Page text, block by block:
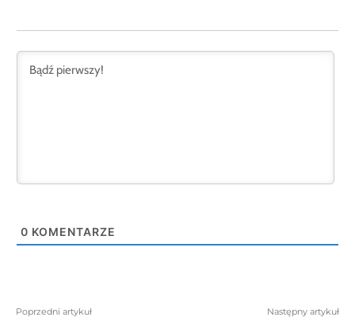
0 KOMENTARZE
Poprzedni artykuł Następny artykuł